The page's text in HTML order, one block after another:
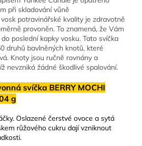
při skladování vůně
potravinářské kvality je zdravotně
provoněn. To znamená, že Vám
poslední kapky vosku. Tato svíčka
druhů bavlněných knotů, které
Knoty jsou ručně rovnány a
nevzniká žádné škodlivé spalování.
svíčka BERRY MOCHI
g
Oslazené čerstvé ovoce a sytá
růžového cukru dají vzniknout